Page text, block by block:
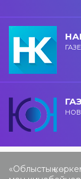
«Облыстық